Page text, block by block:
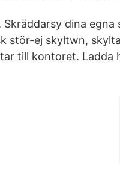
dina egna
stör-ej skyltwn,
till kontoret. Ladda